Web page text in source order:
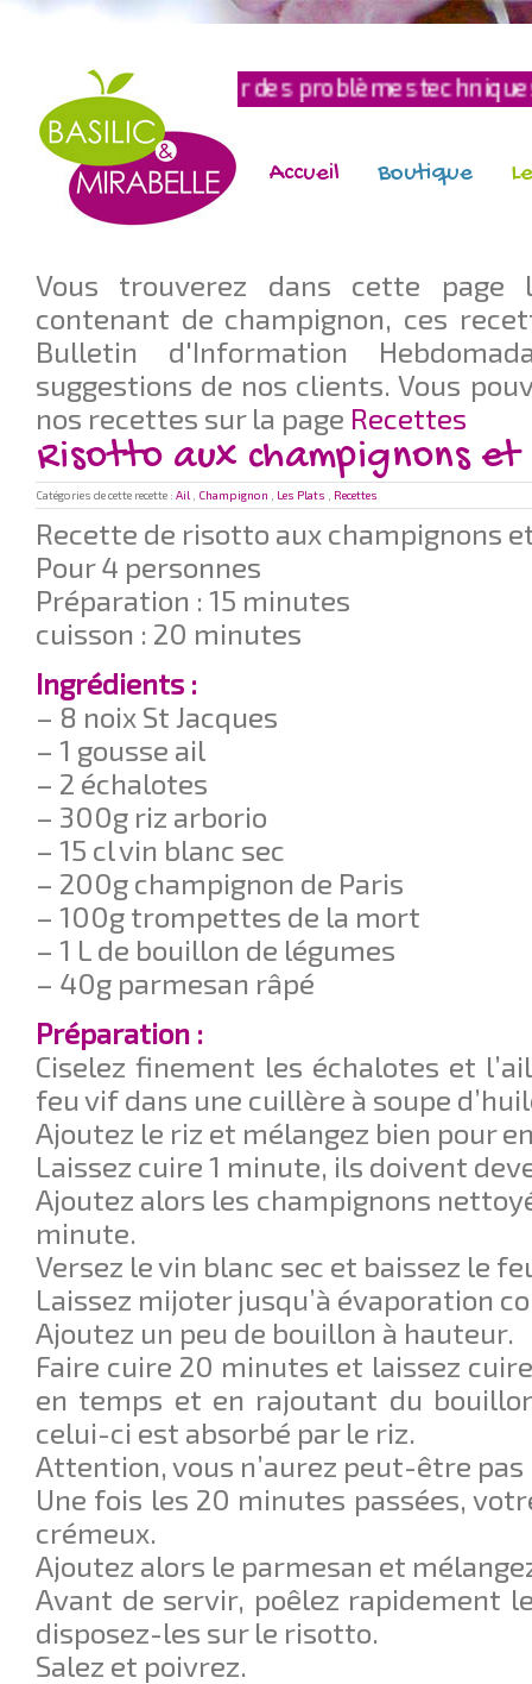
Accueil Boutique
rencontrer des problèmes techniques, si c'est
Vous trouverez dans cette page
contenant de champignon, ces
Bulletin d'Information
suggestions de nos clients. Vous
nos recettes sur la page Recettes
Risotto aux champignons
Catégories de cette recette : Ail Champignon Les Plats Recettes
Recette de risotto aux champignons
Pour 4 personnes
Préparation : 15 minutes
cuisson : 20 minutes
Ingrédients :
– 8 noix St Jacques
– 1 gousse ail
– 2 échalotes
– 300g riz arborio
– 15 cl vin blanc sec
– 200g champignon de Paris
– 100g trompettes de la mort
– 1 L de bouillon de légumes
– 40g parmesan râpé
Préparation :
Ciselez finement les échalotes et
feu vif dans une cuillère à soupe
Ajoutez le riz et mélangez bien pour
Laissez cuire 1 minute, ils doivent
Ajoutez alors les champignons
minute.
Versez le vin blanc sec et baissez le
Laissez mijoter jusqu’à évaporation
Ajoutez un peu de bouillon à hauteur.
Faire cuire 20 minutes et laissez
en temps et en rajoutant du
celui-ci est absorbé par le riz.
Attention, vous n’aurez peut-être
Une fois les 20 minutes passées,
crémeux.
Ajoutez alors le parmesan et
Avant de servir, poêlez rapidement
disposez-les sur le risotto.
Salez et poivrez.